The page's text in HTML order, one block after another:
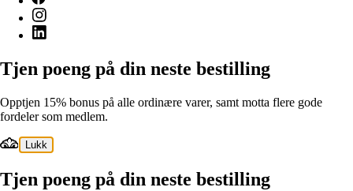
Tjen poeng på din neste bestilling
Opptjen 15% bonus på alle ordinære varer, samt motta flere gode
fordeler som medlem.
Lukk
Tjen poeng på din neste bestilling